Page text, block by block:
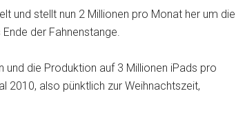
und stellt nun 2 Millionen pro Monat her um die
der Fahnenstange.
die Produktion auf 3 Millionen iPads pro
2010, also pünktlich zur Weihnachtszeit,